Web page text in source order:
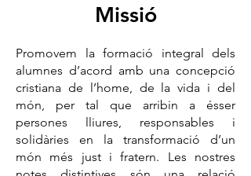
Missió
Promovem la formació integral dels
alumnes d’acord amb una concepció
cristiana de l’home, de la vida i del
món, per tal que arribin a ésser
persones lliures, responsables i
solidàries en la transformació d’un
món més just i fratern. Les nostres